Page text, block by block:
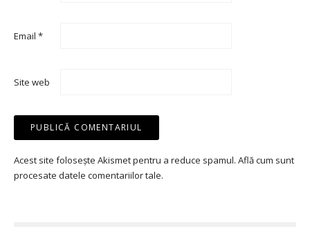
Email *
Site web
Acest site folosește Akismet pentru a reduce spamul. Află cum sunt
procesate datele comentariilor tale.